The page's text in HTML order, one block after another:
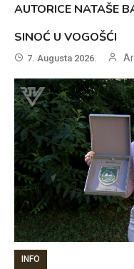
AUTORICE NATAŠE
SINOĆ U VOGOŠĆI
7. Augusta 2026.
INFO